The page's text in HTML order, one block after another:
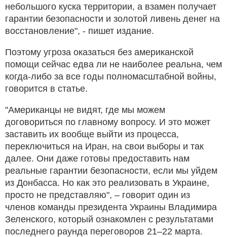
небольшого куска территории, а взамен получает
гарантии безопасности и золотой ливень денег на
восстановление", - пишет издание.
Поэтому угроза оказаться без американской
помощи сейчас едва ли не наиболее реальна, чем
когда-либо за все годы полномасштабной войны,
говорится в статье.
"Американцы не видят, где мы можем
договориться по главному вопросу. И это может
заставить их вообще выйти из процесса,
переключиться на Иран, на свои выборы и так
далее. Они даже готовы предоставить нам
реальные гарантии безопасности, если мы уйдем
из Донбасса. Но как это реализовать в Украине,
просто не представляю", – говорит один из
членов команды президента Украины Владимира
Зеленского, который ознакомлен с результатами
последнего раунда переговоров 21–22 марта.